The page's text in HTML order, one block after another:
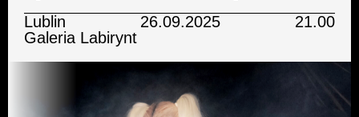
Lublin 26.09.2025
21.00
Galeria Labirynt